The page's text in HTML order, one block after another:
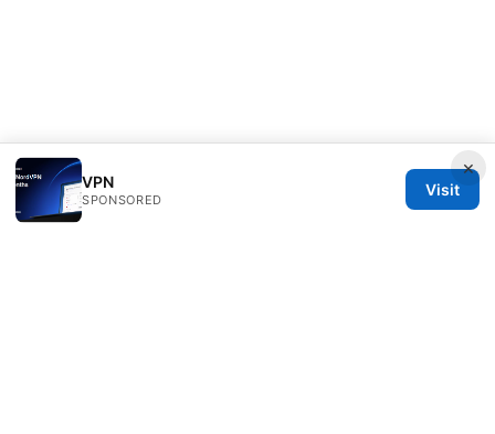
×
VPN
SPONSORED
Visit